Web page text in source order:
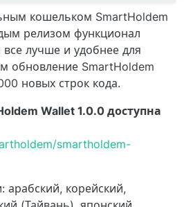
кошельком SmartHoldem
релизом функционал
все лучше и удобнее для
обновление SmartHoldem
новых строк кода.
Wallet 1.0.0 доступна
smartholdem-
арабский, корейский,